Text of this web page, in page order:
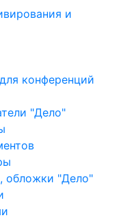
и
конференций
"Дело"
обложки "Дело"